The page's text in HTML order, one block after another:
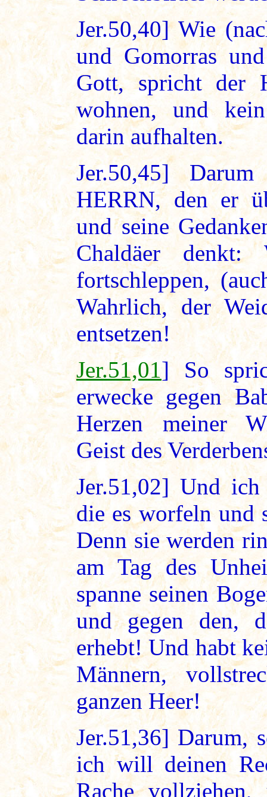
Jer.50,40] Wie
und Gomorras
Gott, spricht der
wohnen, und
darin aufhalten.
Jer.50,45]
HERRN, den er
und seine
Chaldäer
fortschleppen,
Wahrlich, der
entsetzen!
Jer.51,01 ] So
erwecke gegen
Herzen meiner
Geist des
Jer.51,02] Und ich
die es worfeln und
Denn sie werden
am Tag des
spanne seinen
und gegen den,
erhebt! Und habt
Männern,
ganzen Heer!
Jer.51,36] Darum,
ich will deinen
Rache